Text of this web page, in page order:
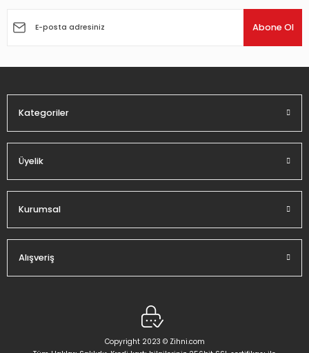
Ürün açıklamasında eksik bilgiler bulunuyor.
Abone Ol
Kategoriler
Üyelik
Kurumsal
Alışveriş
Copyright 2023 © Zihni.com